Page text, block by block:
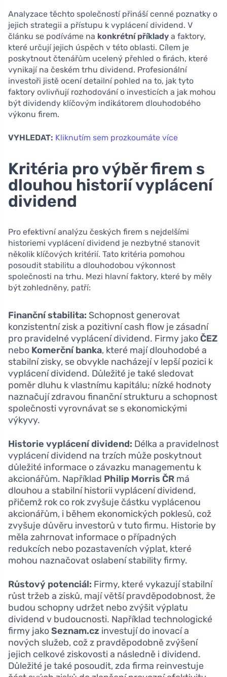
Analyzace těchto společností přináší cenné poznatky o
jejich strategii a přístupu k vyplácení dividend. V
článku se podíváme na konkrétní příklady a faktory,
které určují jejich úspěch v této oblasti. Cílem je
poskytnout čtenářům ucelený přehled o firách, které
vynikají na českém trhu dividend. Profesionální
investoři jistě ocení detailní pohled na to, jak tyto
faktory ovlivňují rozhodování o investicích a jak mohou
být dividendy klíčovým indikátorem dlouhodobého
výkonu firem.
VYHLEDAT: Kliknutím sem prozkoumáte více
Kritéria pro výběr firem s
dlouhou historií vyplácení
dividend
Pro efektivní analýzu českých firem s nejdelšími
historiemi vyplácení dividend je nezbytné stanovit
několik klíčových kritérií. Tato kritéria pomohou
posoudit stabilitu a dlouhodobou výkonnost
společnosti na trhu. Mezi hlavní faktory, které by měly
být zohledněny, patří:
Finanční stabilita: Schopnost generovat
konzistentní zisk a pozitivní cash flow je zásadní
pro pravidelné vyplácení dividend. Firmy jako ČEZ
nebo Komerční banka, které mají dlouhodobé a
stabilní zisky, se obvykle nacházejí v lepší pozici k
vyplácení dividend. Důležité je také sledovat
poměr dluhu k vlastnímu kapitálu; nízké hodnoty
naznačují zdravou finanční strukturu a schopnost
společnosti vyrovnávat se s ekonomickými
výkyvy.
Historie vyplácení dividend: Délka a pravidelnost
vyplácení dividend na trzích může poskytnout
důležité informace o závazku managementu k
akcionářům. Například Philip Morris ČR má
dlouhou a stabilní historii vyplácení dividend,
přičemž rok co rok zvyšuje částku vyplácenou
akcionářům, i během ekonomických poklesů, což
zvyšuje důvěru investorů v tuto firmu. Historie by
měla zahrnovat informace o případných
redukcích nebo pozastaveních výplat, které
mohou naznačovat oslabení stability firmy.
Růstový potenciál: Firmy, které vykazují stabilní
růst tržeb a zisků, mají větší pravděpodobnost, že
budou schopny udržet nebo zvýšit výplatu
dividend v budoucnosti. Například technologické
firmy jakoSeznam.cz investují do inovací a
nových služeb, což z pravděpodobně zvýšení
jejich celkové ziskovosti a následně i dividend.
Důležité je také posoudit, zda firma reinvestuje